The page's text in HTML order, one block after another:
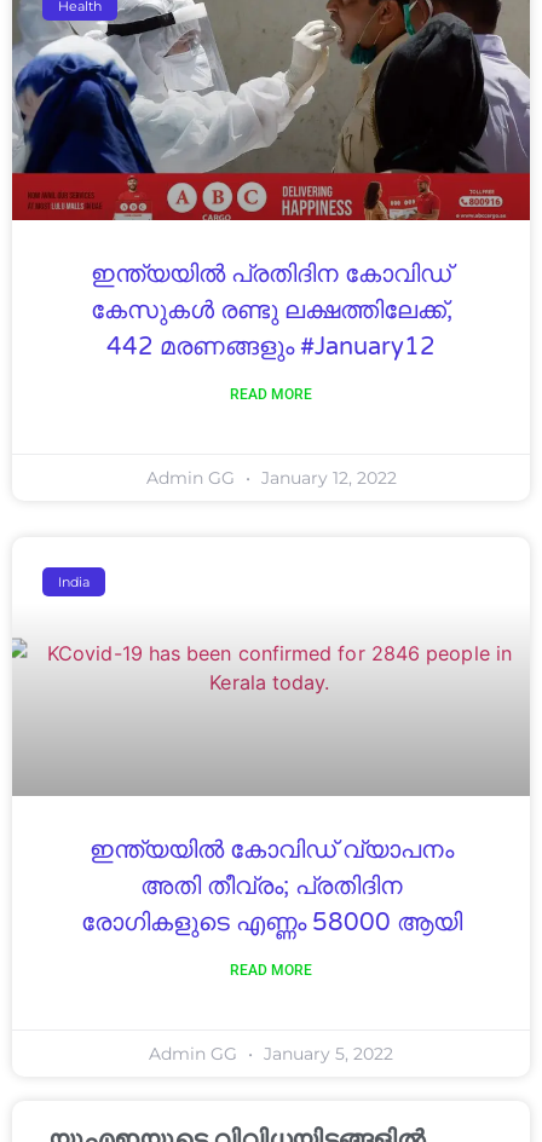
Health
ഇന്ത്യയിൽ പ്രതിദിന കോവിഡ്
കേസുകൾ രണ്ടു ലക്ഷത്തിലേക്ക്,
442 മരണങ്ങളും #January12
READ MORE
Admin GG January 12, 2022
India
ഇന്ത്യയിൽ കോവിഡ് വ്യാപനം
അതി തീവ്രം; പ്രതിദിന
രോഗികളുടെ എണ്ണം 58000 ആയി
READ MORE
Admin GG January 5, 2022